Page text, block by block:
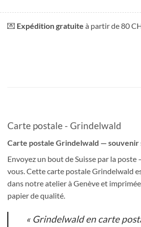
💌 Expédition gratuite à partir de 80
Carte postale - Grindelwald
Carte postale Grindelwald — souvenir
Envoyez un bout de Suisse par la
vous. Cette carte postale Grindelwald
dans notre atelier à Genève et
papier de qualité.
« Grindelwald en carte